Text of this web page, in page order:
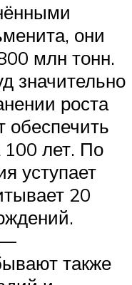
они
млн тонн.
значительно
роста
обеспечить
100 лет. По
уступает
20
—
также